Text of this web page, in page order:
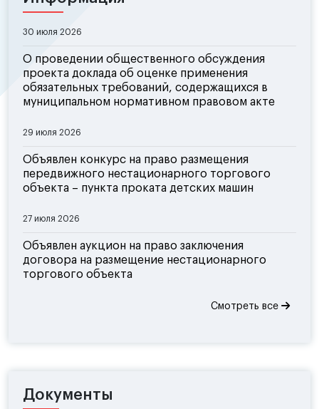
30 июля 2026
О проведении общественного обсуждения
проекта доклада об оценке применения
обязательных требований, содержащихся в
муниципальном нормативном правовом акте
29 июля 2026
Объявлен конкурс на право размещения
передвижного нестационарного торгового
объекта – пункта проката детских машин
27 июля 2026
Объявлен аукцион на право заключения
договора на размещение нестационарного
торгового объекта
Смотреть все
Документы